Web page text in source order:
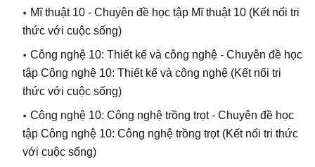
Mĩ thuật 10 - Chuyên đề học tập Mĩ thuật 10 (Kết nối tri
thức với cuộc sống)
Công nghệ 10: Thiết kế và công nghệ - Chuyên đề học
tập Công nghệ 10: Thiết kế và công nghệ (Kết nối tri
thức với cuộc sống)
Công nghệ 10: Công nghệ trồng trọt - Chuyên đề học
tập Công nghệ 10: Công nghệ trồng trọt(Kết nối tri thức
với cuộc sống)